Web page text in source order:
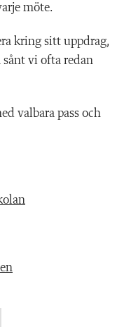
möte.
kring sitt uppdrag,
sånt vi ofta redan
valbara pass och